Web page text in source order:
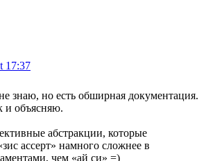
17:37
знаю, но есть обширная документация.
и объясняю.
абстракции, которые
ассерт» намного сложнее в
чем «ай си» =)